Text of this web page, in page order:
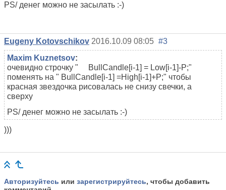
PS/ денег можно не засылать :-)
Eugeny Kotovschikov 2016.10.09 08:05 #3
Maxim Kuznetsov:
очевидно строчку " BullCandle[i-1] = Low[i-1]-P;"
поменять на " BullCandle[i-1] =High[i-1]+P;" чтобы
красная звездочка рисовалась не снизу свечки, а
сверху
PS/ денег можно не засылать :-)
)))
Авторизуйтесь или зарегистрируйтесь, чтобы добавить